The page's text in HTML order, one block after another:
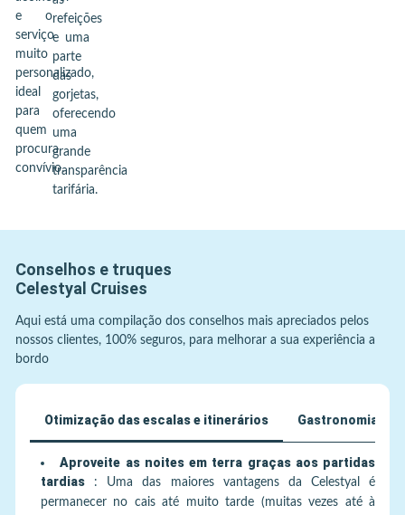
e o
serviço
muito
personalizado,
ideal
para
quem
procura
convívio.
refeições
e uma
parte
das
gorjetas,
oferecendo
uma
grande
transparência
tarifária.
Conselhos e truques
Celestyal Cruises
Aqui está uma compilação dos conselhos mais apreciados pelos
nossos clientes, 100% seguros, para melhorar a sua experiência a
bordo
Otimização das escalas e itinerários Gastronomia e
Aproveite as noites em terra graças aos partidas
tardias
: Uma das maiores vantagens da Celestyal é
permanecer no cais até muito tarde (muitas vezes até à